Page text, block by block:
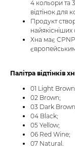
4 кольори та
відтінок для
Продукт
найякісніших
Хна має CPNP
Палітра відтінків
01 Light
02 Brown;
03 Dark
04 Black;
05 Yellow;
06 Red Wine;
07 Natural.